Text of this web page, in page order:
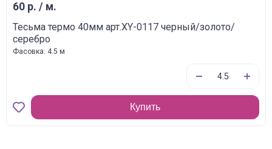
60 р. / м.
Тесьма термо 40мм арт.XY-0117 черный/золото/
серебро
Фасовка: 4.5 м
Купить